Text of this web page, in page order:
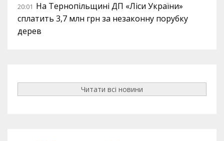
20:01 На Тернопільщині ДП «Ліси України»
сплатить 3,7 млн грн за незаконну порубку
дерев
Читати всі новини